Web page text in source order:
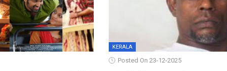
KERALA
Posted On 23-12-2025